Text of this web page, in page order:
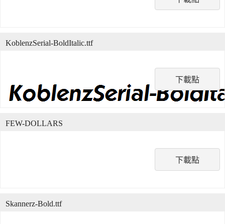
下載點
KoblenzSerial-BoldItalic.ttf
下載點
FEW-DOLLARS
Skannerz-Bold.ttf